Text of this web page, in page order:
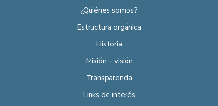
¿Quiénes somos?
Estructura orgánica
Historia
Misión – visión
Transparencia
Links de interés